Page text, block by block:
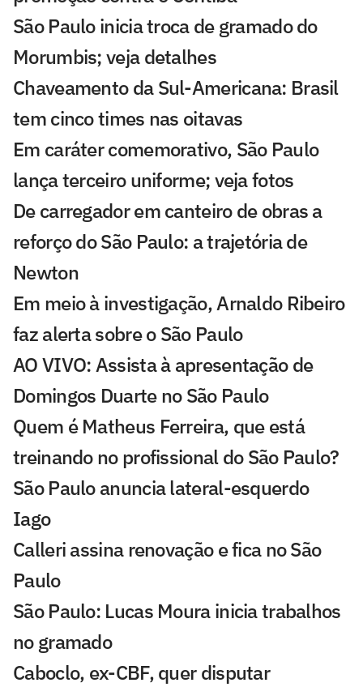
São Paulo inicia troca de gramado do
Morumbis; veja detalhes
Chaveamento da Sul-Americana: Brasil
tem cinco times nas oitavas
Em caráter comemorativo, São Paulo
lança terceiro uniforme; veja fotos
De carregador em canteiro de obras a
reforço do São Paulo: a trajetória de
Newton
Em meio à investigação, Arnaldo Ribeiro
faz alerta sobre o São Paulo
AO VIVO: Assista à apresentação de
Domingos Duarte no São Paulo
Quem é Matheus Ferreira, que está
treinando no profissional do São Paulo?
São Paulo anuncia lateral-esquerdo
Iago
Calleri assina renovação e fica no São
Paulo
São Paulo: Lucas Moura inicia trabalhos
no gramado
Caboclo, ex-CBF, quer disputar